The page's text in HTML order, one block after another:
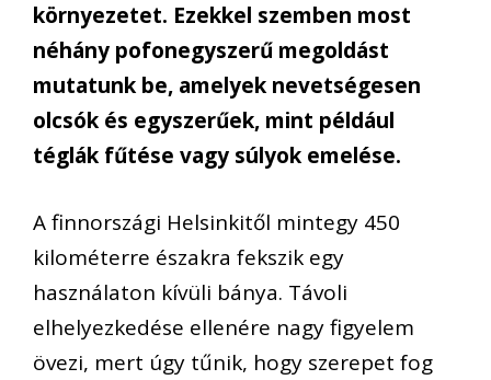
környezetet. Ezekkel szemben most
néhány pofonegyszerű megoldást
mutatunk be, amelyek nevetségesen
olcsók és egyszerűek, mint például
téglák fűtése vagy súlyok emelése.
A finnországi Helsinkitől mintegy 450
kilométerre északra fekszik egy
használaton kívüli bánya. Távoli
elhelyezkedése ellenére nagy figyelem
övezi, mert úgy tűnik, hogy szerepet fog